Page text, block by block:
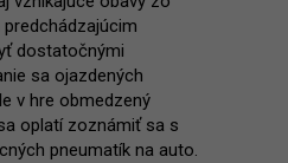
dostatočnými
sa ojazdených
v hre obmedzený
oplatí zoznámiť sa s
pneumatík na auto.